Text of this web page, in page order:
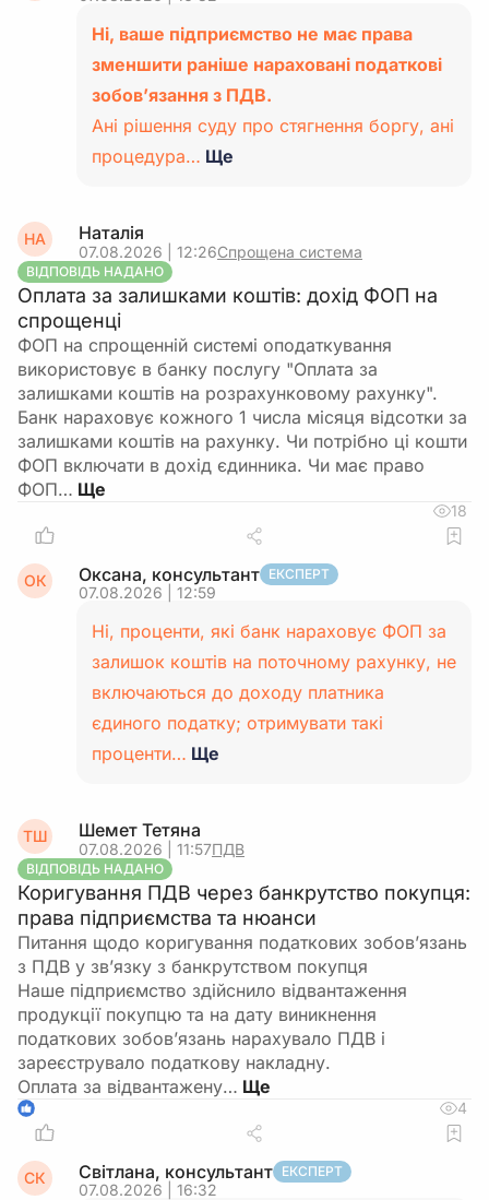
Ні, ваше підприємство не має права
зменшити раніше нараховані податкові
зобов’язання з ПДВ.
Ані рішення суду про стягнення боргу, ані
процедура… Ще
НА Наталія
07.08.2026 | 12:26Спрощена система
ВІДПОВІДЬ НАДАНО
Оплата за залишками коштів: дохід ФОП на
спрощенці
ФОП на спрощенній системі оподаткування
використовує в банку послугу "Оплата за
залишками коштів на розрахунковому рахунку".
Банк нараховує кожного 1 числа місяця відсотки за
залишками коштів на рахунку. Чи потрібно ці кошти
ФОП включати в дохід єдинника. Чи має право
ФОП…
18
ОК Оксана, консультант ЕКСПЕРТ
07.08.2026 | 12:59
Ні, проценти, які банк нараховує ФОП за
залишок коштів на поточному рахунку, не
включаються до доходу платника
єдиного податку; отримувати такі
проценти… Ще
ТШ Шемет Тетяна
07.08.2026 | 11:57ПДВ
ВІДПОВІДЬ НАДАНО
Коригування ПДВ через банкрутство покупця:
права підприємства та нюанси
Питання щодо коригування податкових зобов’язань
з ПДВ у зв’язку з банкрутством покупця
Наше підприємство здійснило відвантаження
продукції покупцю та на дату виникнення
податкових зобов’язань нарахувало ПДВ і
зареєструвало податкову накладну.
Оплата за відвантажену…
1 4
СК Світлана, консультант ЕКСПЕРТ
07.08.2026 | 16:32